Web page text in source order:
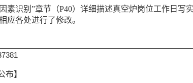
素识别”章节（P40）详细描述真空炉岗位工作日写
应各处进行了修改。
】